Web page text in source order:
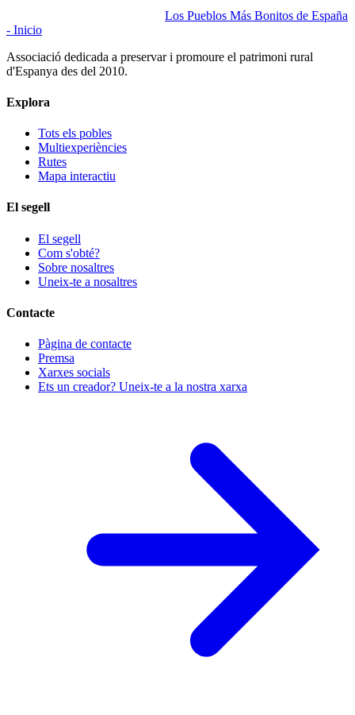
Los Pueblos Más Bonitos de España
- Inicio
Associació dedicada a preservar i promoure el patrimoni rural
d'Espanya des del 2010.
Explora
Tots els pobles
Multiexperiències
Rutes
Mapa interactiu
El segell
El segell
Com s'obté?
Sobre nosaltres
Uneix-te a nosaltres
Contacte
Pàgina de contacte
Premsa
Xarxes socials
Ets un creador? Uneix-te a la nostra xarxa